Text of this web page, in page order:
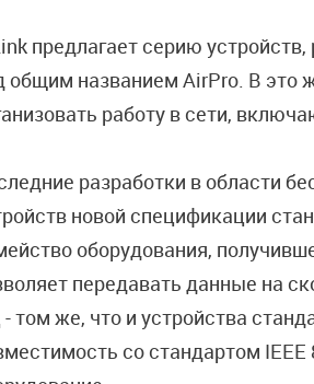
предлагает серию
общим названием AirPro. В это
работу в сети,
разработки в области
новой спецификации
оборудования,
передавать данные на
- том же, что и устройства
со стандартом